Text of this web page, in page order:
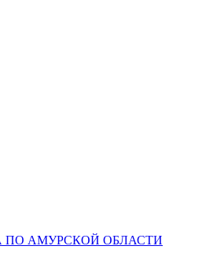
ПО АМУРСКОЙ ОБЛАСТИ